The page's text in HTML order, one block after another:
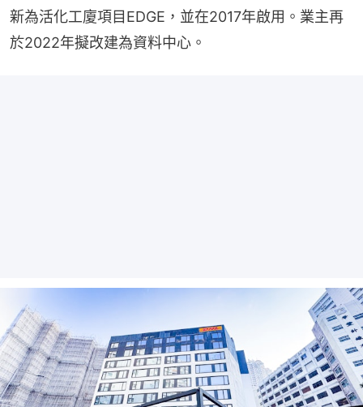
新為活化工廈項目EDGE，並在2017年啟用。業主再
於2022年擬改建為資料中心。